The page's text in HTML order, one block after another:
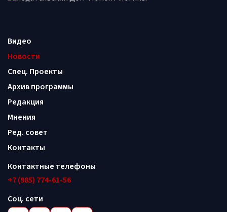
Видео
Новости
Спец. Проекты
Архив программы
Редакция
Мнения
Ред. совет
Контакты
Контактные телефоны
+7 (985) 774-61-56
Соц. сети